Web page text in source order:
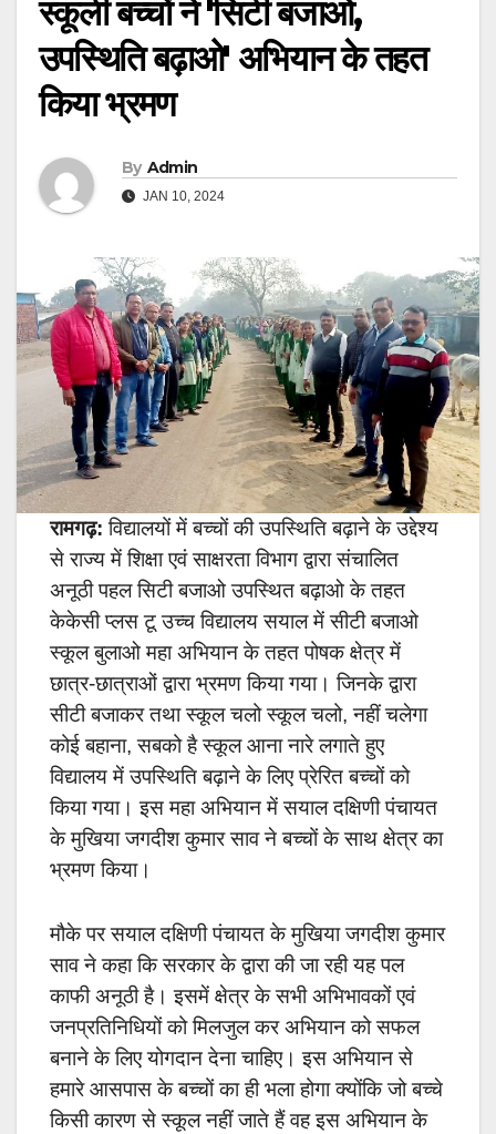
स्कूली बच्चों ने 'सिटी बजाओ,
उपस्थिति बढ़ाओ' अभियान के तहत
किया भ्रमण
By Admin
JAN 10, 2024
रामगढ़: विद्यालयों में बच्चों की उपस्थिति बढ़ाने के उद्देश्य
से राज्य में शिक्षा एवं साक्षरता विभाग द्वारा संचालित
अनूठी पहल सिटी बजाओ उपस्थित बढ़ाओ के तहत
केकेसी प्लस टू उच्च विद्यालय सयाल में सीटी बजाओ
स्कूल बुलाओ महा अभियान के तहत पोषक क्षेत्र में
छात्र-छात्राओं द्वारा भ्रमण किया गया। जिनके द्वारा
सीटी बजाकर तथा स्कूल चलो स्कूल चलो, नहीं चलेगा
कोई बहाना, सबको है स्कूल आना नारे लगाते हुए
विद्यालय में उपस्थिति बढ़ाने के लिए प्रेरित बच्चों को
किया गया। इस महा अभियान में सयाल दक्षिणी पंचायत
के मुखिया जगदीश कुमार साव ने बच्चों के साथ क्षेत्र का
भ्रमण किया।
मौके पर सयाल दक्षिणी पंचायत के मुखिया जगदीश कुमार
साव ने कहा कि सरकार के द्वारा की जा रही यह पल
काफी अनूठी है। इसमें क्षेत्र के सभी अभिभावकों एवं
जनप्रतिनिधियों को मिलजुल कर अभियान को सफल
बनाने के लिए योगदान देना चाहिए। इस अभियान से
हमारे आसपास के बच्चों का ही भला होगा क्योंकि जो बच्चे
किसी कारण से स्कूल नहीं जाते हैं वह इस अभियान के